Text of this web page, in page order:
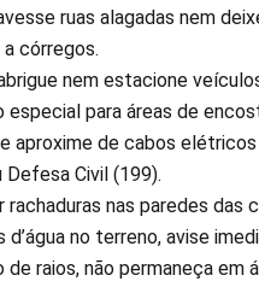
ruas alagadas nem
córregos.
nem estacione
especial para áreas de
aproxime de cabos
Defesa Civil (199).
rachaduras nas paredes das
d’água no terreno, avise
de raios, não permaneça